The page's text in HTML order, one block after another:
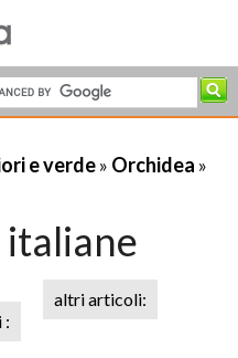
e verde» Orchidea »
:
altri articoli: